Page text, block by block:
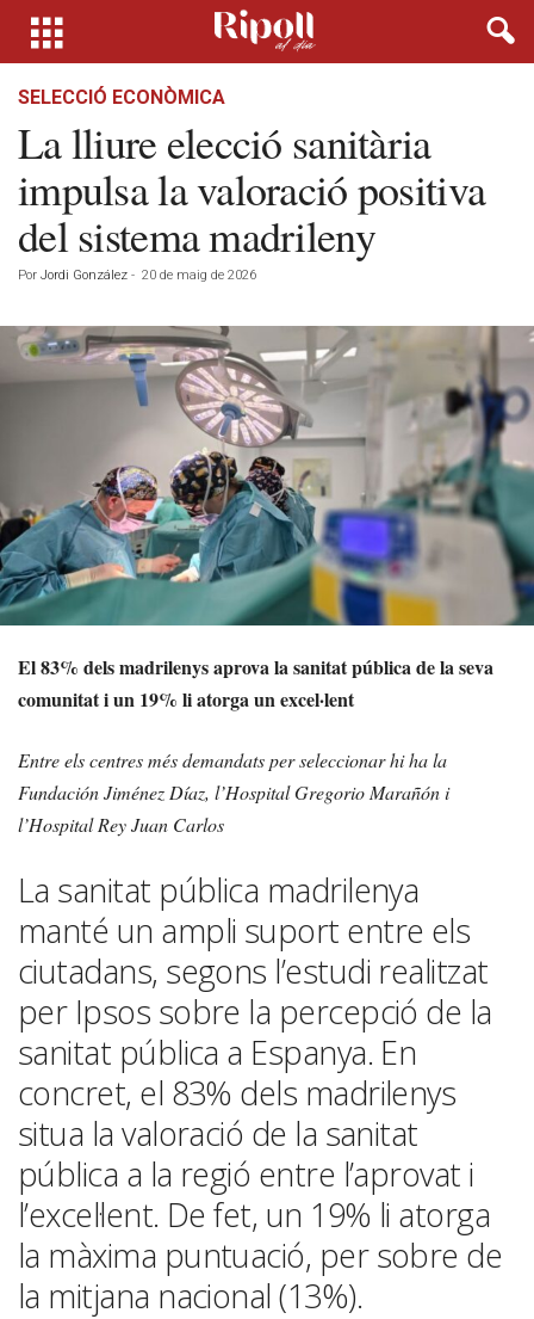
SELECCIÓ ECONÒMICA
La lliure elecció sanitària
impulsa la valoració positiva
del sistema madrileny
Por Jordi González - 20 de maig de 2026
El 83% dels madrilenys aprova la sanitat pública de la seva
comunitat i un 19% li atorga un excel·lent
Entre els centres més demandats per seleccionar hi ha la
Fundación Jiménez Díaz, l’Hospital Gregorio Marañón i
l’Hospital Rey Juan Carlos
La sanitat pública madrilenya
manté un ampli suport entre els
ciutadans, segons l’estudi realitzat
per Ipsos sobre la percepció de la
sanitat pública a Espanya. En
concret, el 83% dels madrilenys
situa la valoració de la sanitat
pública a la regió entre l’aprovat i
l’excel·lent. De fet, un 19% li atorga
la màxima puntuació, per sobre de
la mitjana nacional (13%).